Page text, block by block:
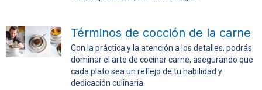
Términos de cocción de la carne
Con la práctica y la atención a los detalles, podrás
dominar el arte de cocinar carne, asegurando que
cada plato sea un reflejo de tu habilidad y
dedicación culinaria.